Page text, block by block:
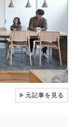
▶元記事を見る